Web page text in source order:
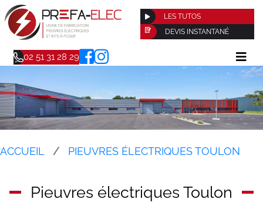
LES TUTOS
DEVIS INSTANTANÉ
02 51 31 28 29
ACCUEIL PIEUVRES ÉLECTRIQUES TOULON
Pieuvres électriques Toulon